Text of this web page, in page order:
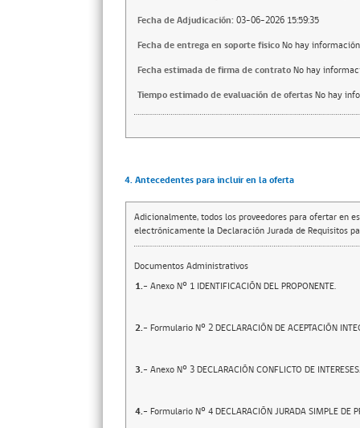
Fecha de Adjudicación: 03-06-2026 15:59:35
Fecha de entrega en soporte fisicoNo hay información
Fecha estimada de firma de contratoNo hay
Tiempo estimado de evaluación de ofertasNo hay
4. Antecedentes para incluir en la oferta
Adicionalmente, todos los proveedores para ofertar en
electrónicamente la Declaración Jurada de Requisitos
Documentos Administrativos
1.- Anexo Nº 1 IDENTIFICACIÓN DEL PROPONENTE.
2.- Formulario Nº 2 DECLARACIÓN DE ACEPTACIÓN
3.- Anexo Nº 3 DECLARACIÓN CONFLICTO DE INTERESES.
4.- Formulario Nº 4 DECLARACIÓN JURADA SIMPLE DE